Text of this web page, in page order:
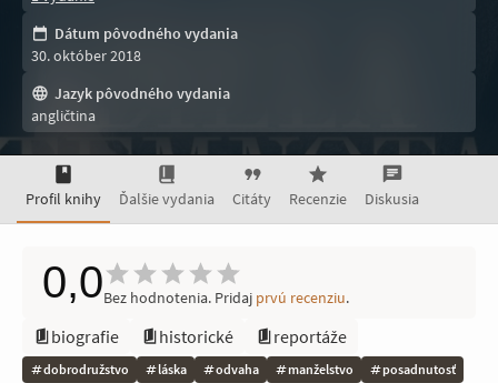
Dátum pôvodného vydania
30. október 2018
Jazyk pôvodného vydania
angličtina
Profil knihy Ďalšie vydania Citáty Recenzie Diskusia
0,0Bez hodnotenia. Pridaj prvú recenziu.
biografie historické reportáže
dobrodružstvo láska odvaha manželstvo
posadnutosť